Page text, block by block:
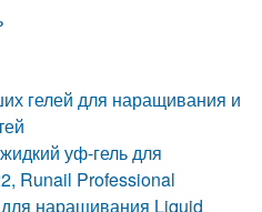
гелей для наращивания и
уф-гель для
Runail Professional
наращивания Liquid